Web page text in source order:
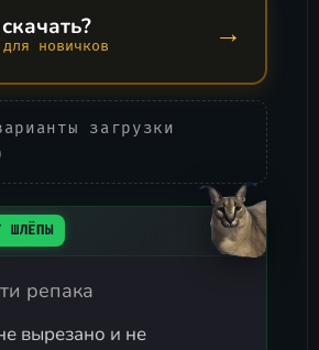
новичков →
загрузки
ШЛЁПЫ
репака
вырезано и не